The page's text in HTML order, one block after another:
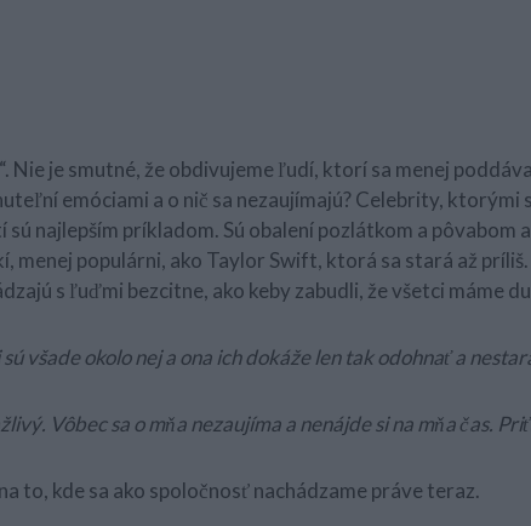
Nie je smutné, že obdivujeme ľudí, ktorí sa menej
emóciami a o nič sa nezaujímajú? Celebrity, ktorými
najlepším príkladom. Sú obalení pozlátkom a pôvabom
menej populárni, ako Taylor Swift, ktorá sa stará až
s ľuďmi bezcitne, ako keby zabudli, že všetci máme
všade okolo nej a ona ich dokáže len tak odohnať a
Vôbec sa o mňa nezaujíma a nenájde si na mňa čas.
to, kde sa ako spoločnosť nachádzame práve teraz.